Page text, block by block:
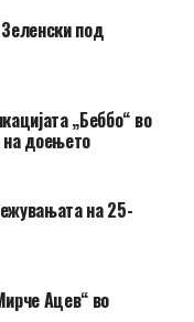
под
„Беббо“ во
на доењето
на 25-
Ацев“ во